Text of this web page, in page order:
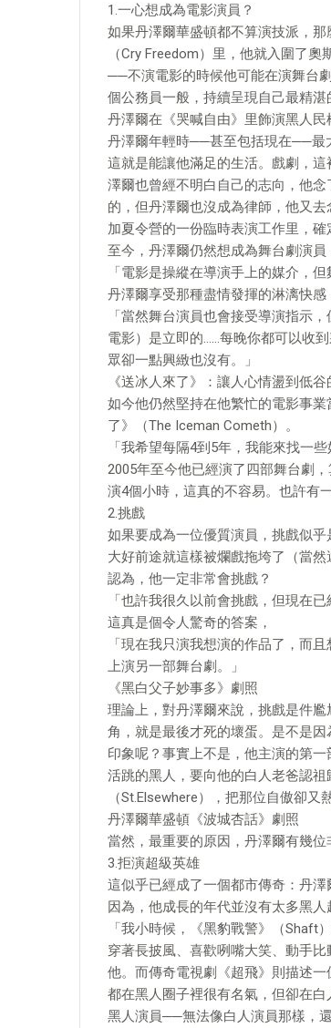
1.一心想成為電影演員？
如果丹澤爾華盛頓都不算演技派，
（Cry Freedom）里，他就入圍了
──不演電影的時候他可能在演舞台
個公務員一般，持續呈現自己最精
丹澤爾在《哭喊自由》里飾演黑人
丹澤爾年輕時──甚至包括現在──最
這就是能讓他滿足的生活。戲劇，
澤爾也曾經不明白自己的志向，他
的，但丹澤爾也沒成為律師，他又
加夏令營的一份臨時表演工作里，確
至今，丹澤爾仍然想成為舞台劇演
「電影是操縱在導演手上的媒介，但
丹澤爾享受那種盡情發揮的淋漓快感
「當然舞台演員也會接受導演指示
電影）是立即的……每晚你都可以收
眾卻一點興緻也沒有。」
《送冰人來了》：讓人心情盪到低谷
如今他仍然堅持在他繁忙的電影事
了》（The Iceman Cometh）。
「我希望每隔4到5年，我能來找一些
2005年至今他已經演了四部舞台劇
演4個小時，這真的不容易。也許有
2.挑戲
如果要成為一位優質演員，挑戲似
大好前途就這樣被爛戲拖垮了（當
認為，他一定非常會挑戲？
「也許我很久以前會挑戲，但現在已
這真是個令人驚奇的答案，
「現在我只演我想演的作品了，而
上演另一部舞台劇。」
《黑白父子妙事多》劇照
理論上，對丹澤爾來說，挑戲是件
角，就是最後才死的壞蛋。是不是
印象呢？事實上不是，他主演的第
活跳的黑人，要向他的白人老爸認
（St.Elsewhere），把那位自傲卻
丹澤爾華盛頓《波城杏話》劇照
當然，最重要的原因，丹澤爾有幾位
3.拒演超級英雄
這似乎已經成了一個都市傳奇：丹
因為，他成長的年代並沒有太多黑人
「我小時候，《黑豹戰警》（Shaft
穿著長披風、喜歡咧嘴大笑、動手
他。而傳奇電視劇《超飛》則描述
都在黑人圈子裡很有名氣，但卻在
黑人演員──無法像白人演員那樣，